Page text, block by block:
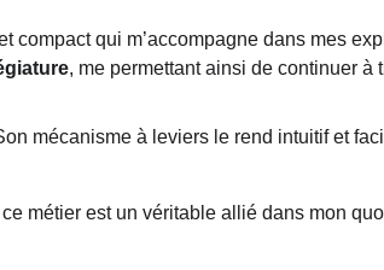
compact qui m’accompagne dans mes
, me permettant ainsi de continuer à
mécanisme à leviers le rend intuitif et
métier est un véritable allié dans mon